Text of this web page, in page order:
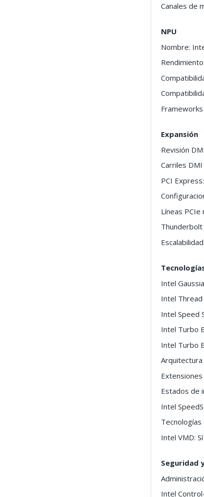
Canales de
NPU
Nombre:
Expansión
Revisión
Carriles
PCI
Líneas PCIe
Thunderbolt
Intel
Intel
Intel Speed
Intel Turbo
Intel Turbo
Extensiones
Estados de
Intel
Intel VMD: Sí
Seguridad
Intel